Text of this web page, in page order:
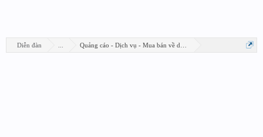
Diễn đàn Quảng cáo - Dịch vụ - Mua bán về design